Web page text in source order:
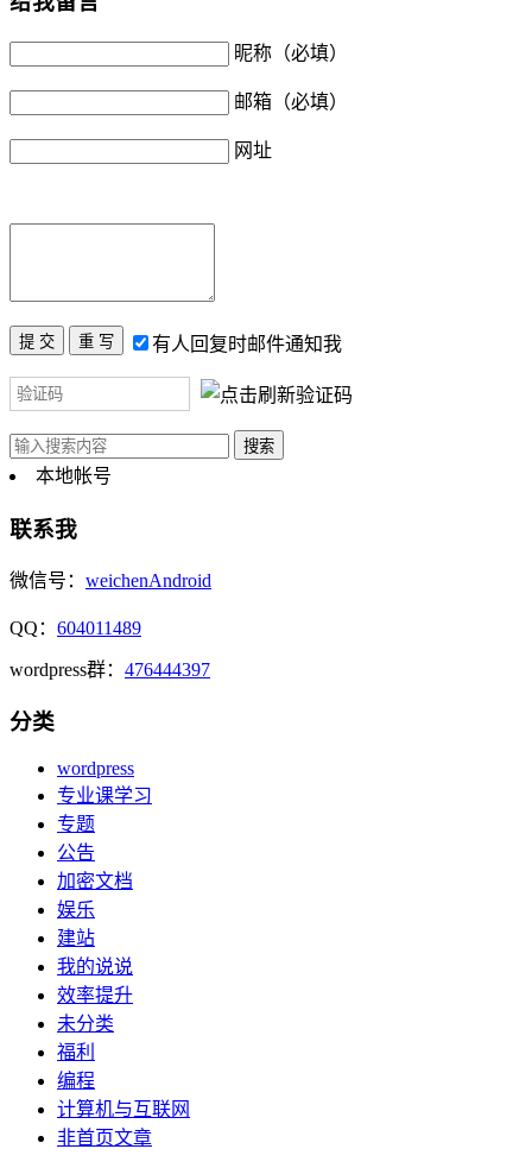
昵称（必填）
邮箱（必填）
网址
有人回复时邮件通知我
本地帐号
联系我
微信号： weichenAndroid
QQ： 604011489
wordpress群： 476444397
分类
wordpress
专业课学习
专题
公告
加密文档
娱乐
建站
我的说说
效率提升
未分类
福利
编程
计算机与互联网
非首页文章